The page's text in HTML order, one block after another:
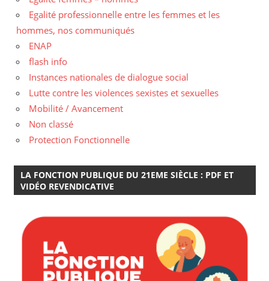
Egalité professionnelle entre les femmes et les
hommes, nos communiqués
ENAP
flash info
Instances nationales de dialogue social
Lutte contre les violences sexistes et sexuelles
Mobilité / Avancement
Non classé
Protection Fonctionnelle
LA FONCTION PUBLIQUE DU 21EME SIÈCLE : PDF ET
VIDÉO REVENDICATIVE